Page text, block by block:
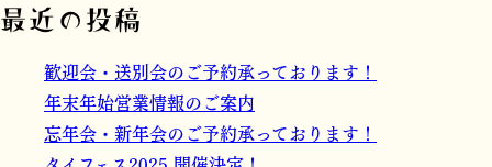
最近の投稿
歓迎会・送別会のご予約承っております！
年末年始営業情報のご案内
忘年会・新年会のご予約承っております！